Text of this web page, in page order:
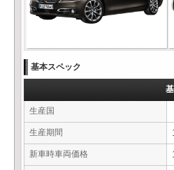
基本スペック
生産国
生産期間
新車時車両価格